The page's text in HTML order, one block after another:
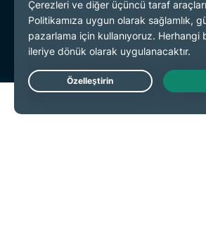
Hizmet Koşulları
Çerez Tercihleri